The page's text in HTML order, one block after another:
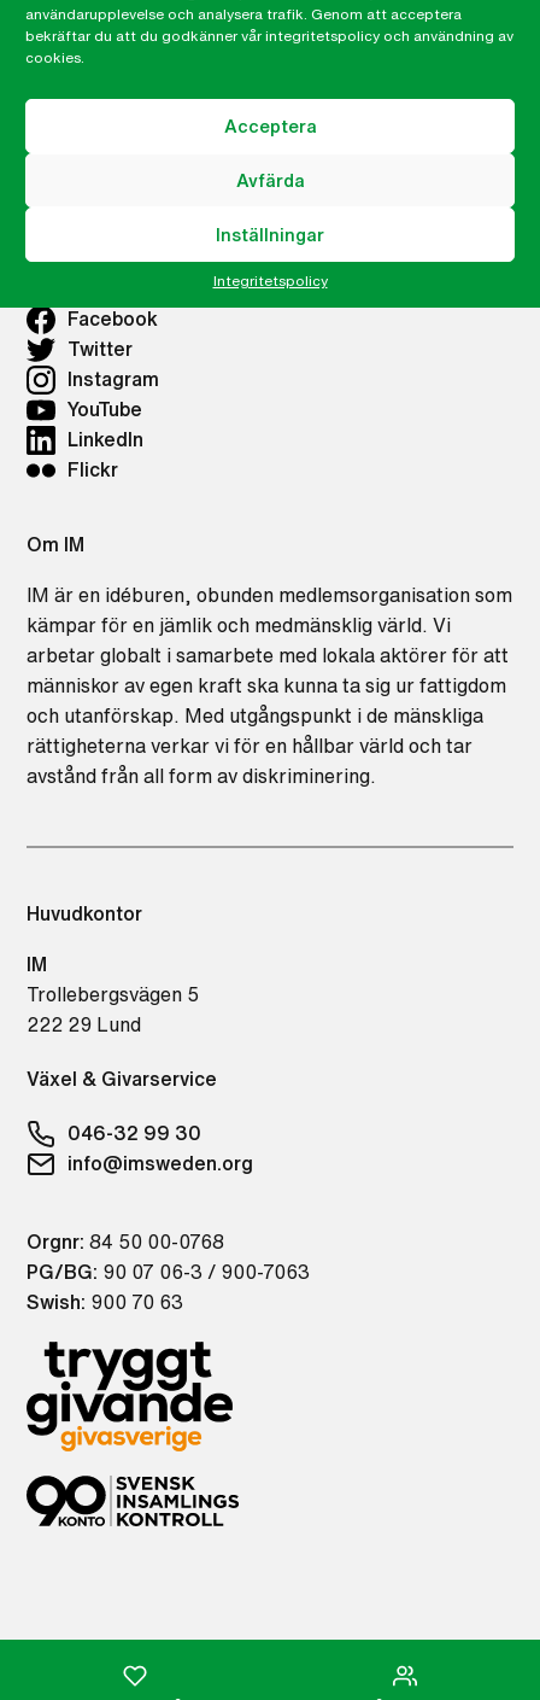
användarupplevelse och analysera trafik. Genom att acceptera
bekräftar du att du godkänner vår integritetspolicy och användning av
cookies.
Acceptera
Avfärda
Inställningar
Integritetspolicy
Lämna ett klagomål, visselblåsning
Integritetspolicy
IMs Nyhetsbrev
IM på sociala medier
Facebook
Twitter
Instagram
YouTube
LinkedIn
Flickr
Om IM
IM är en idéburen, obunden medlemsorganisation som
kämpar för en jämlik och medmänsklig värld. Vi
arbetar globalt i samarbete med lokala aktörer för att
människor av egen kraft ska kunna ta sig ur fattigdom
och utanförskap. Med utgångspunkt i de mänskliga
rättigheterna verkar vi för en hållbar värld och tar
avstånd från all form av diskriminering.
Huvudkontor
IM
Trollebergsvägen 5
222 29 Lund
Växel & Givarservice
046-32 99 30
info@imsweden.org
Orgnr: 84 50 00-0768
PG/BG: 90 07 06-3 / 900-7063
Swish: 900 70 63